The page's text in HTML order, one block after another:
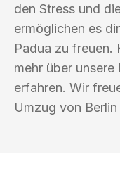
den Stress und
ermöglichen es
Padua zu freuen.
mehr über
erfahren. Wir
Umzug von